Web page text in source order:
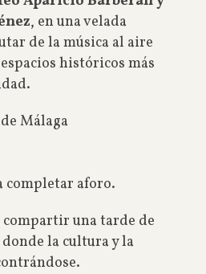
, en una velada
de la música al aire
históricos más
Málaga
completar aforo.
compartir una tarde de
la cultura y la